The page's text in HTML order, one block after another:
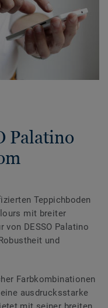
Palatino
Teppichboden
mit breiter
von DESSO Palatino
und
Farbkombinationen
ausdrucksstarke